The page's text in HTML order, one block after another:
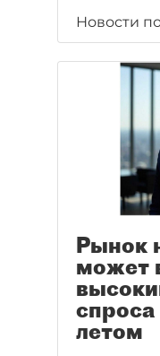
Новости
Рынок
может
летом